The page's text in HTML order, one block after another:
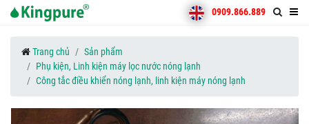
0909.866.889
Trang chủ
Sản phẩm
Phụ kiện, Linh kiện máy lọc nước nóng lạnh
Công tắc điều khiển nóng lạnh, linh kiện máy nóng lạnh